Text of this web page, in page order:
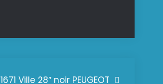
1671 Ville 28″ noir PEUGEOT